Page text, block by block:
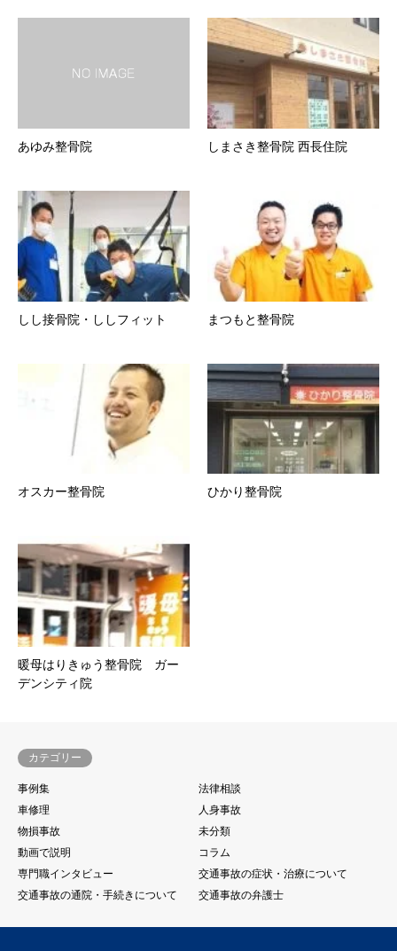
あゆみ整骨院 しまさき整骨院 西長住院
しし接骨院・ししフィット まつもと整骨院
オスカー整骨院 ひかり整骨院
暖母はりきゅう整骨院 ガー
デンシティ院
カテゴリー
事例集
法律相談
車修理
人身事故
物損事故
未分類
動画で説明
コラム
専門職インタビュー
交通事故の症状・治療について
交通事故の通院・手続きについて
交通事故の弁護士